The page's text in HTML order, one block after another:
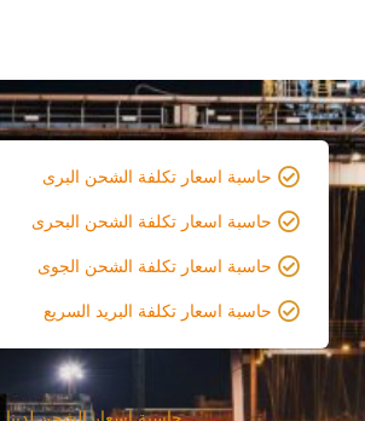
حاسبة اسعار تكلفة الشحن البرى
حاسبة اسعار تكلفة الشحن البحرى
حاسبة اسعار تكلفة الشحن الجوى
حاسبة اسعار تكلفة البريد السريع